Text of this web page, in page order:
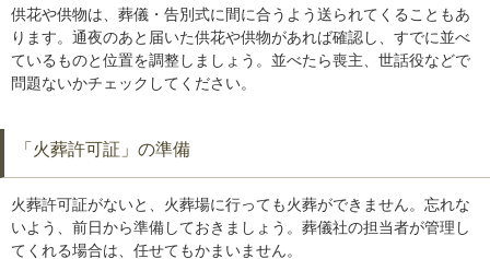
供花や供物は、葬儀・告別式に間に合うよう送られてくることもあ
ります。通夜のあと届いた供花や供物があれば確認し、すでに並べ
ているものと位置を調整しましょう。並べたら喪主、世話役などで
問題ないかチェックしてください。
「火葬許可証」の準備
火葬許可証がないと、火葬場に行っても火葬ができません。忘れな
いよう、前日から準備しておきましょう。葬儀社の担当者が管理し
てくれる場合は、任せてもかまいません。